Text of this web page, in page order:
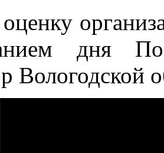
дня
Вологодской